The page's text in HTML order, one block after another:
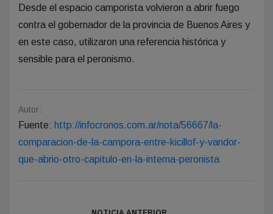
Desde el espacio camporista volvieron a abrir fuego
contra el gobernador de la provincia de Buenos Aires y
en este caso, utilizaron una referencia histórica y
sensible para el peronismo.
Autor:
Fuente: http://infocronos.com.ar/nota/56667/la-
comparacion-de-la-campora-entre-kicillof-y-vandor-
que-abrio-otro-capitulo-en-la-interna-peronista